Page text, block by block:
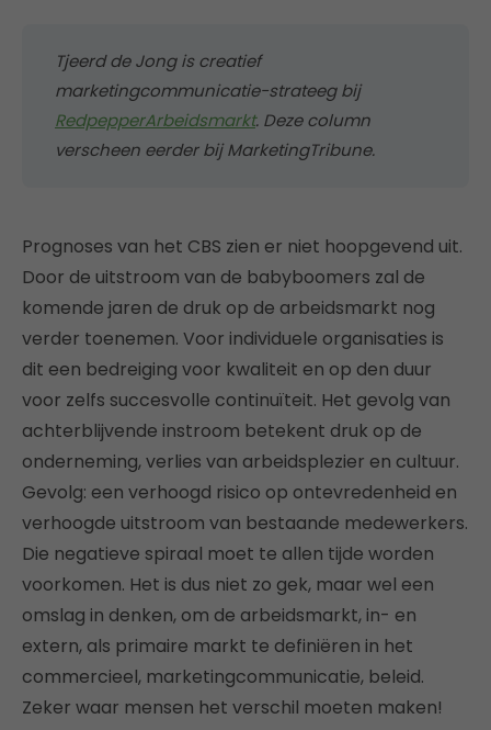
Tjeerd de Jong is creatief
marketingcommunicatie-strateeg bij
RedpepperArbeidsmarkt. Deze column
verscheen eerder bij MarketingTribune.
Prognoses van het CBS zien er niet hoopgevend uit.
Door de uitstroom van de babyboomers zal de
komende jaren de druk op de arbeidsmarkt nog
verder toenemen. Voor individuele organisaties is
dit een bedreiging voor kwaliteit en op den duur
voor zelfs succesvolle continuïteit. Het gevolg van
achterblijvende instroom betekent druk op de
onderneming, verlies van arbeidsplezier en cultuur.
Gevolg: een verhoogd risico op ontevredenheid en
verhoogde uitstroom van bestaande medewerkers.
Die negatieve spiraal moet te allen tijde worden
voorkomen. Het is dus niet zo gek, maar wel een
omslag in denken, om de arbeidsmarkt, in- en
extern, als primaire markt te definiëren in het
commercieel, marketingcommunicatie, beleid.
Zeker waar mensen het verschil moeten maken!